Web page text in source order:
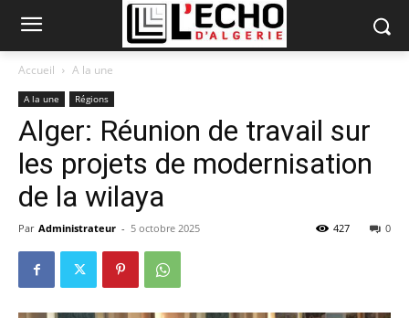
Accueil A la une
A la une Régions
Alger: Réunion de travail sur
les projets de modernisation
de la wilaya
Par Administrateur - 5 octobre 2025 0
427